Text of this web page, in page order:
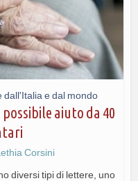
dall'Italia e dal mondo
aiuto da 40
Corsini
diversi tipi di lettere, uno